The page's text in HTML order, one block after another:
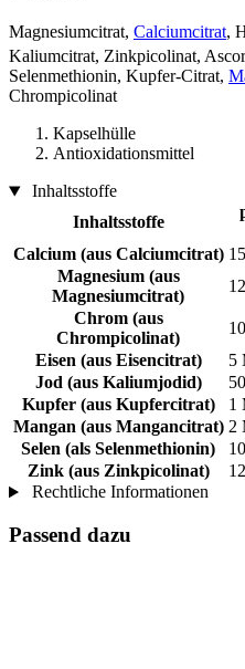
Magnesiumcitrat, Calciumcitrat,
Kaliumcitrat, Zinkpicolinat,
Selenmethionin, Kupfer-Citrat,
Chrompicolinat
Kapselhülle
Antioxidationsmittel
Inhaltsstoffe
Inhaltsstoffe
Calcium (aus Calciumcitrat)
Magnesium (aus
Magnesiumcitrat)
Chrom (aus
Chrompicolinat)
Eisen (aus Eisencitrat)
5
Jod (aus Kaliumjodid)
Kupfer (aus Kupfercitrat)
1
Mangan (aus Mangancitrat) 2
Selen (als Selenmethionin)
Zink (aus Zinkpicolinat)
Rechtliche Informationen
Passend dazu